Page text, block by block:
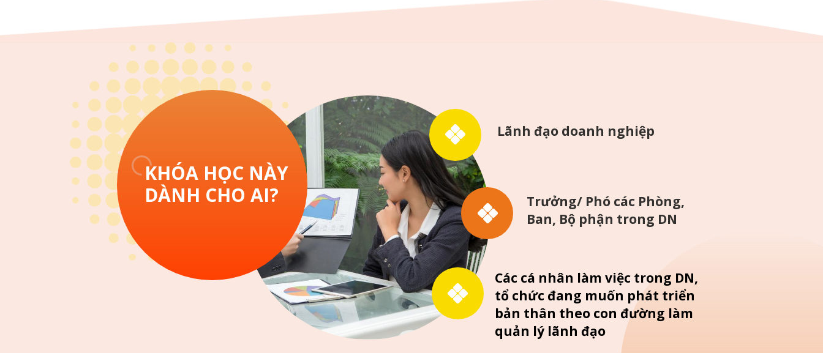
Trưởng/ Phó các Phòng,
Ban, Bộ phận trong DN
Lãnh đạo doanh nghiệp
Các cá nhân làm việc trong DN,
tổ chức đang muốn phát triển
bản thân theo con đường làm
quản lý lãnh đạo
KHÓA HỌC NÀY
DÀNH CHO AI?